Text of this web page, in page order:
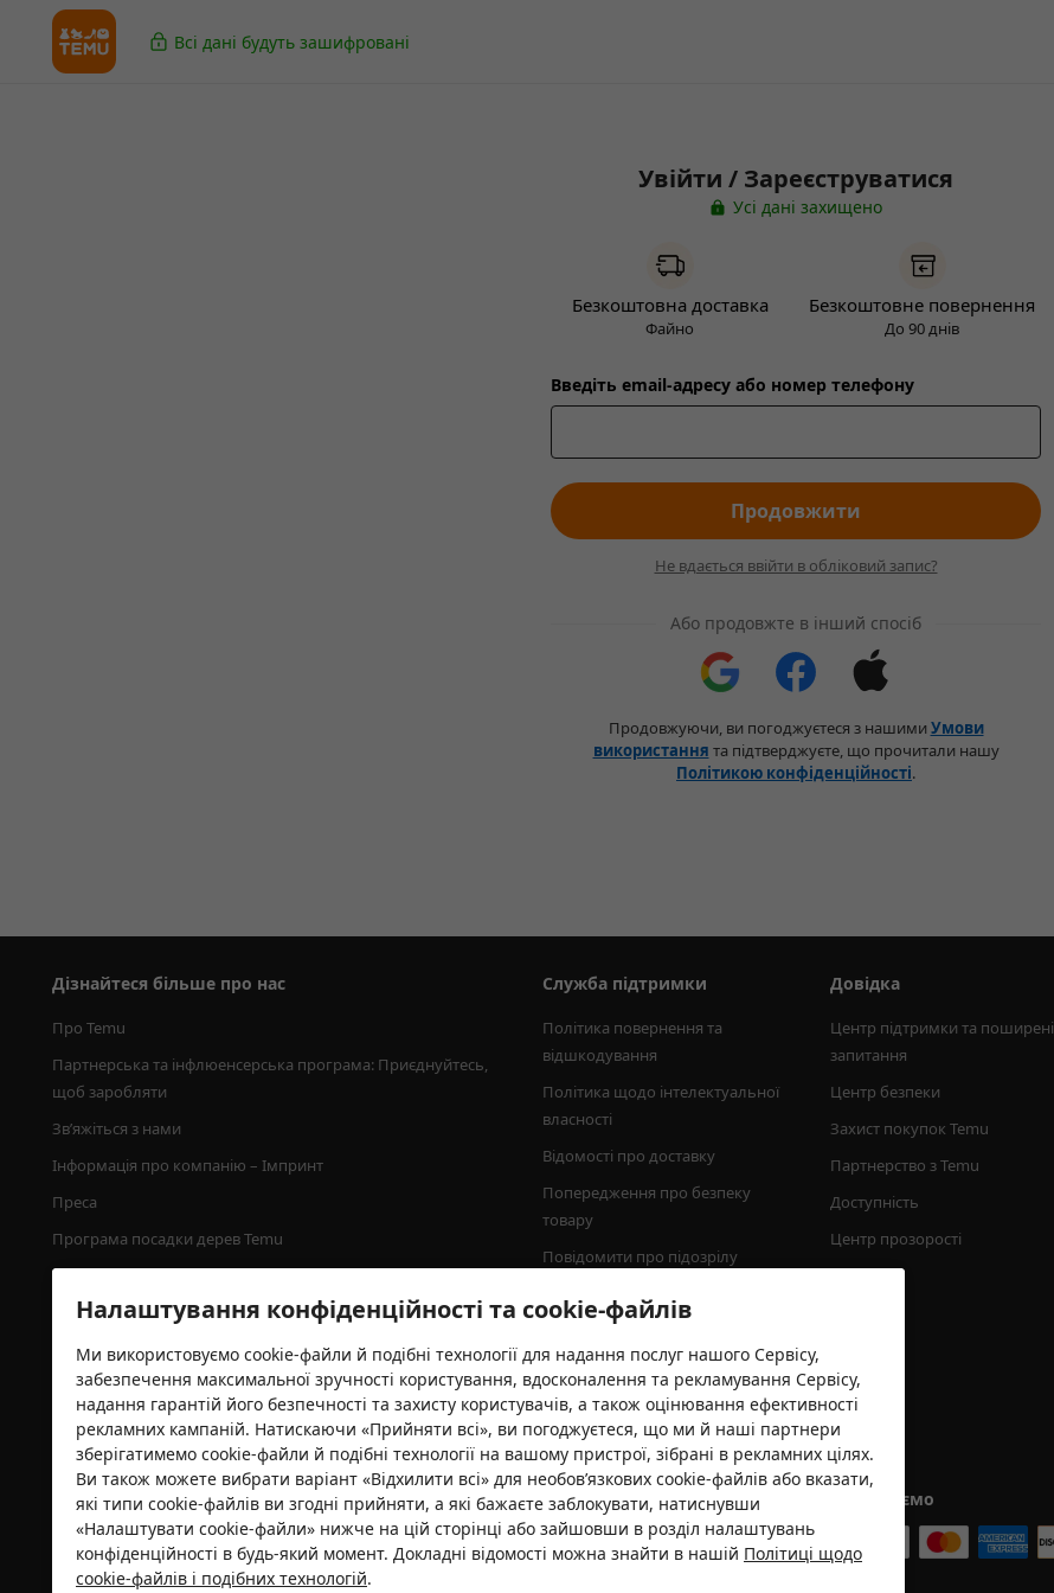
Всі дані будуть зашифровані
Увійти / Зареєструватися
Усі дані захищено
Безкоштовна доставка
Файно
Безкоштовне повернення
До 90 днів
Введіть email-адресу або номер телефону
Продовжити
Не вдається ввійти в обліковий запис?
Або продовжте в інший спосіб
Продовжуючи, ви погоджуєтеся з нашими Умови
використання та підтверджуєте, що прочитали нашу
Політикою конфіденційності.
Дізнайтеся більше про нас
Про Temu
Партнерська та інфлюенсерська програма: Приєднуйтесь,
щоб заробляти
Зв’яжіться з нами
Інформація про компанію – Імпринт
Преса
Програма посадки дерев Temu
Служба підтримки
Політика повернення та
відшкодування
Політика щодо інтелектуальної
власності
Відомості про доставку
Попередження про безпеку
товару
Повідомити про підозрілу
Мінімальна сума замовлення
Довідка
Центр підтримки та поширені
запитання
Центр безпеки
Захист покупок Temu
Партнерство з Temu
Доступність
Центр прозорості
Сертифікат безпеки Ми приймаємо
Налаштування конфіденційності та cookie-файлів
Ми використовуємо cookie-файли й подібні технології для надання послуг нашого Сервісу,
забезпечення максимальної зручності користування, вдосконалення та рекламування Сервісу,
надання гарантій його безпечності та захисту користувачів, а також оцінювання ефективності
рекламних кампаній. Натискаючи «Прийняти всі», ви погоджуєтеся, що ми й наші партнери
зберігатимемо cookie-файли й подібні технології на вашому пристрої, зібрані в рекламних цілях.
Ви також можете вибрати варіант «Відхилити всі» для необов’язкових cookie-файлів або вказати,
які типи cookie-файлів ви згодні прийняти, а які бажаєте заблокувати, натиснувши
«Налаштувати cookie-файли» нижче на цій сторінці або зайшовши в розділ налаштувань
конфіденційності в будь-який момент. Докладні відомості можна знайти в нашій Політиці щодо
cookie-файлів і подібних технологій.